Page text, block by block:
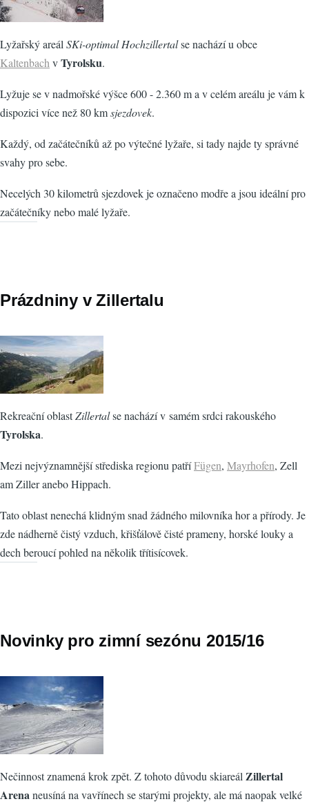
Lyžařský areálSKi-optimal Hochzillertalse nachází u obce
KaltenbachvTyrolsku.
Lyžuje se v nadmořské výšce 600 - 2.360 m a v celém areálu je vám k
dispozici více než 80 kmsjezdovek.
Každý, od začátečníků až po výtečné lyžaře, si tady najde ty správné
svahy pro sebe.
Necelých 30 kilometrů sjezdovek je označeno modře a jsou ideální pro
začátečníky nebo malé lyžaře.
Prázdniny v Zillertalu
Rekreační oblastZillertalse nachází v samém srdci rakouského
Tyrolska.
Mezi nejvýznamnější střediska regionu patříFügen, Mayrhofen, Zell
am Ziller anebo Hippach.
Tato oblast nenechá klidným snad žádného milovníka hor a přírody. Je
zde nádherně čistý vzduch, křišťálově čisté prameny, horské louky a
dech beroucí pohled na několik třítisícovek.
Novinky pro zimní sezónu 2015/16
Nečinnost znamená krok zpět. Z tohoto důvodu skiareál Zillertal
Arenaneusíná na vavřínech se starými projekty, ale má naopak velké